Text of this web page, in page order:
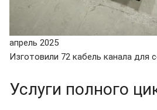
апрель 2025
Изготовили 72 кабель канала для
Услуги полного